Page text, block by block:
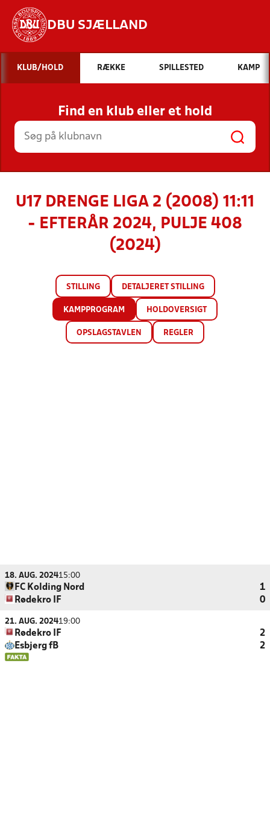
DBU SJÆLLAND
Hvad vil du søge efter?
INDHOLD OG NYHEDER
STILLINGER, RESULTATER, KLUBBER OG
HOLD
KLUB/HOLD RÆKKE SPILLESTED KAMP
Find en klub eller et hold
U17 DRENGE LIGA 2 (2008) 11:11
- EFTERÅR 2024, PULJE 408
(2024)
STILLING DETALJERET STILLING
KAMPPROGRAM HOLDOVERSIGT
OPSLAGSTAVLEN REGLER
18. AUG. 202415:00
FC Kolding Nord
1
Rødekro IF
0
21. AUG. 202419:00
Rødekro IF
2
Esbjerg fB
2